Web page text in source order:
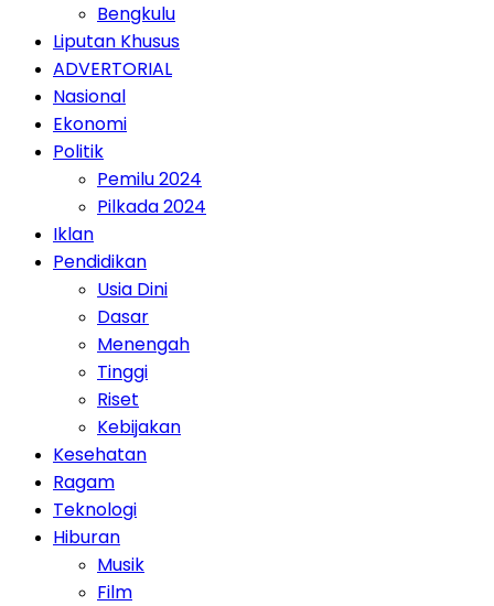
Bengkulu
Liputan Khusus
ADVERTORIAL
Nasional
Ekonomi
Politik
Pemilu 2024
Pilkada 2024
Iklan
Pendidikan
Usia Dini
Dasar
Menengah
Tinggi
Riset
Kebijakan
Kesehatan
Ragam
Teknologi
Hiburan
Musik
Film